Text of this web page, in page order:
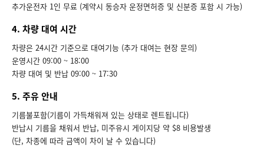
추가운전자 1인 무료 (계약시 동승자 운정면허증 및 신분증 포함 시 가능)
4. 차량 대여 시간
차량은 24시간 기준으로 대여기능 (추가 대여는 현장 문의)
운영시간 09:00 ~ 18:00
차량 대여 및 반납 09:00 ~ 17:30
5. 주유 안내
기름불포함(기름이 가득채워져 있는 상태로 렌트됩니다)
반납시 기름을 채워서 반납, 미주유시 게이지당 약 $8 비용발생
(단, 차종에 따라 금액이 차이 날 수 있습니다)